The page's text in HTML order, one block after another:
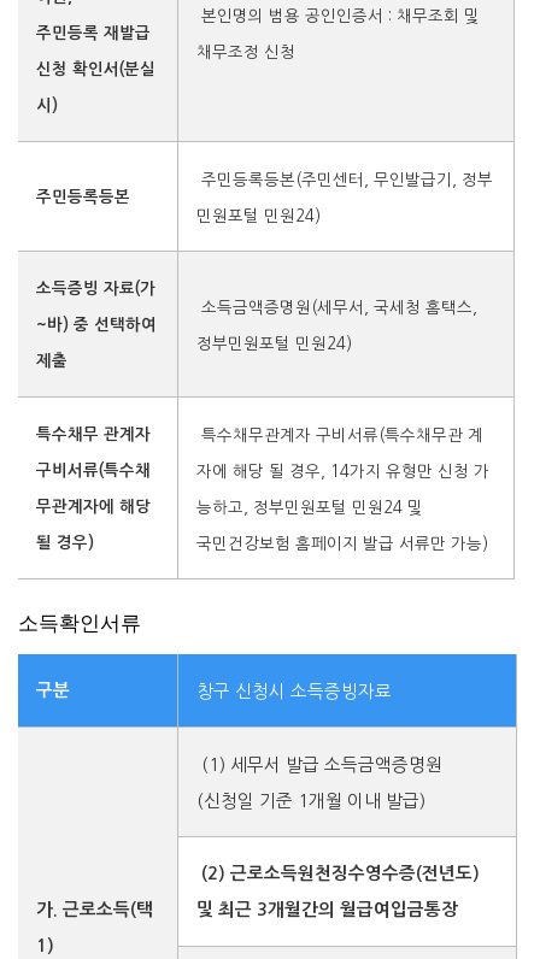
주민등록 재발급
신청 확인서(분실
시)
본인명의 범용 공인인증서 : 채무조회 및
채무조정 신청
주민등록등본
주민등록등본(주민센터, 무인발급기, 정부
민원포털 민원24)
소득증빙 자료(가
~바) 중 선택하여
제출
소득금액증명원(세무서, 국세청 홈택스,
정부민원포털 민원24)
특수채무 관계자
구비서류(특수채
무관계자에 해당
될 경우)
특수채무관계자 구비서류(특수채무관 계
자에 해당 될 경우, 14가지 유형만 신청 가
능하고, 정부민원포털 민원24 및
국민건강보험 홈페이지 발급 서류만 가능)
소득확인서류
구분 창구 신청시 소득증빙자료
가. 근로소득(택
1)
(1) 세무서 발급 소득금액증명원
(신청일 기준 1개월 이내 발급)
(2) 근로소득원천징수영수증(전년도)
및 최근 3개월간의 월급여입금통장